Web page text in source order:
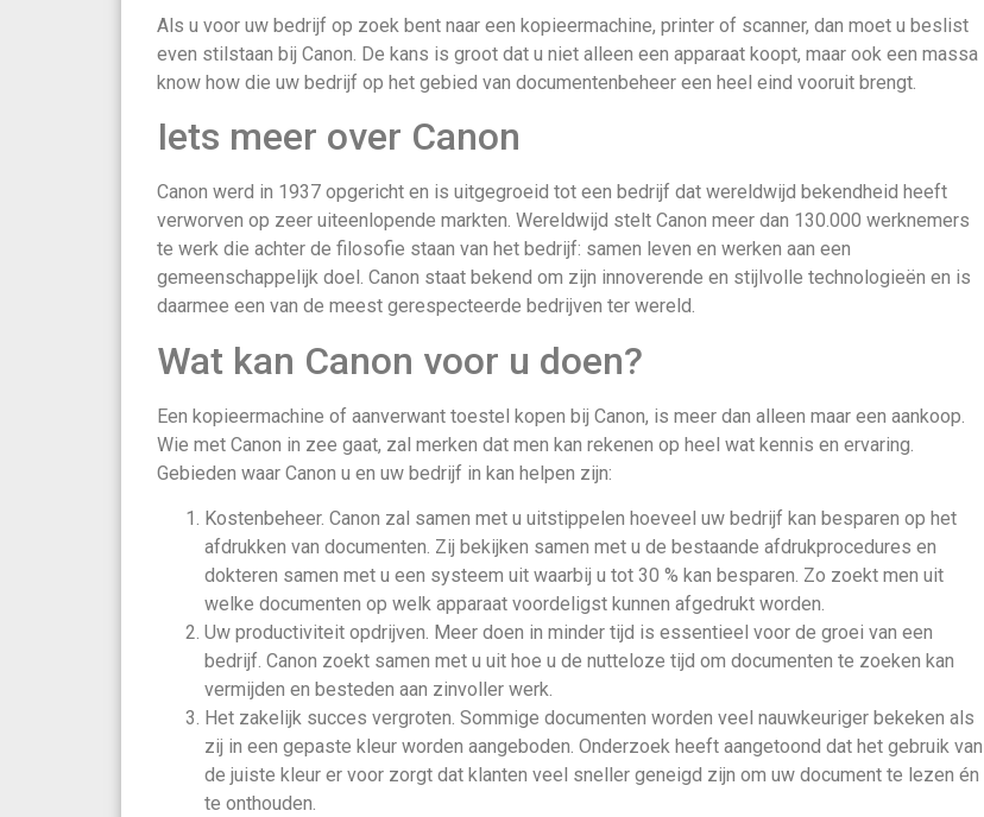
Als u voor uw bedrijf op zoek bent naar een kopieermachine, printer of scanner, dan moet u beslist
even stilstaan bij Canon. De kans is groot dat u niet alleen een apparaat koopt, maar ook een massa
know how die uw bedrijf op het gebied van documentenbeheer een heel eind vooruit brengt.
Iets meer over Canon
Canon werd in 1937 opgericht en is uitgegroeid tot een bedrijf dat wereldwijd bekendheid heeft
verworven op zeer uiteenlopende markten. Wereldwijd stelt Canon meer dan 130.000 werknemers
te werk die achter de filosofie staan van het bedrijf: samen leven en werken aan een
gemeenschappelijk doel. Canon staat bekend om zijn innoverende en stijlvolle technologieën en is
daarmee een van de meest gerespecteerde bedrijven ter wereld.
Wat kan Canon voor u doen?
Een kopieermachine of aanverwant toestel kopen bij Canon, is meer dan alleen maar een aankoop.
Wie met Canon in zee gaat, zal merken dat men kan rekenen op heel wat kennis en ervaring.
Gebieden waar Canon u en uw bedrijf in kan helpen zijn:
Kostenbeheer. Canon zal samen met u uitstippelen hoeveel uw bedrijf kan besparen op het
afdrukken van documenten. Zij bekijken samen met u de bestaande afdrukprocedures en
dokteren samen met u een systeem uit waarbij u tot 30 % kan besparen. Zo zoekt men uit
welke documenten op welk apparaat voordeligst kunnen afgedrukt worden.
Uw productiviteit opdrijven. Meer doen in minder tijd is essentieel voor de groei van een
bedrijf. Canon zoekt samen met u uit hoe u de nutteloze tijd om documenten te zoeken kan
vermijden en besteden aan zinvoller werk.
Het zakelijk succes vergroten. Sommige documenten worden veel nauwkeuriger bekeken als
zij in een gepaste kleur worden aangeboden. Onderzoek heeft aangetoond dat het gebruik van
de juiste kleur er voor zorgt dat klanten veel sneller geneigd zijn om uw document te lezen én
te onthouden.